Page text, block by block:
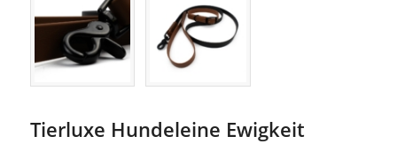
Tierluxe Hundeleine Ewigkeit